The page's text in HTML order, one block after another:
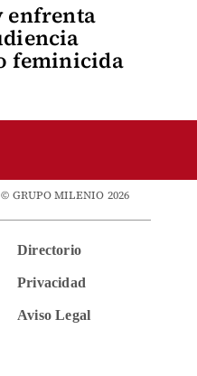
enfrenta
feminicida
GRUPO MILENIO 2026
Directorio
Privacidad
Aviso Legal